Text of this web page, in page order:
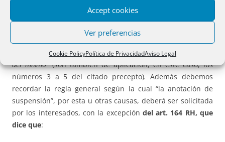
Accept cookies
Ver preferencias
Cookie PolicyPolítica de PrivacidadAviso Legal
3) Si la finca no está inmatriculada,
2.º” Si la propiedad de los bienes embargados
no constare inscrita, se suspenderá la anotación del embargo, y
en su lugar se tomará anotación preventiva de la suspensión
del mismo”(son también de aplicación, en este caso, los
números 3 a 5 del citado precepto).Además debemos
recordar la regla general según la cual “la anotación de
suspensión”, por esta u otras causas, deberá ser solicitada
por los interesados, con la excepción del art. 164 RH, que
dice que: